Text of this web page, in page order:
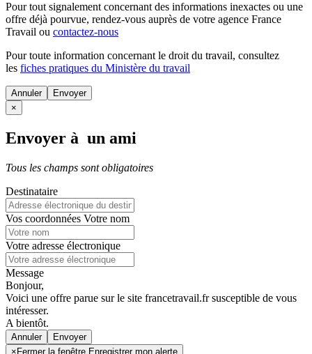
Pour tout signalement concernant des informations inexactes ou une
offre déjà pourvue, rendez-vous auprès de votre agence France
Travail ou contactez-nous
Pour toute information concernant le droit du travail, consultez
les fiches pratiques du Ministère du travail
Annuler
×
Envoyer à un ami
Tous les champs sont obligatoires
Destinataire
Vos coordonnées Votre nom
Votre adresse électronique
Message
Bonjour,
Voici une offre parue sur le site francetravail.fr susceptible de vous
intéresser.
A bientôt.
Annuler
× Fermer la fenêtre Enregistrer mon alerte